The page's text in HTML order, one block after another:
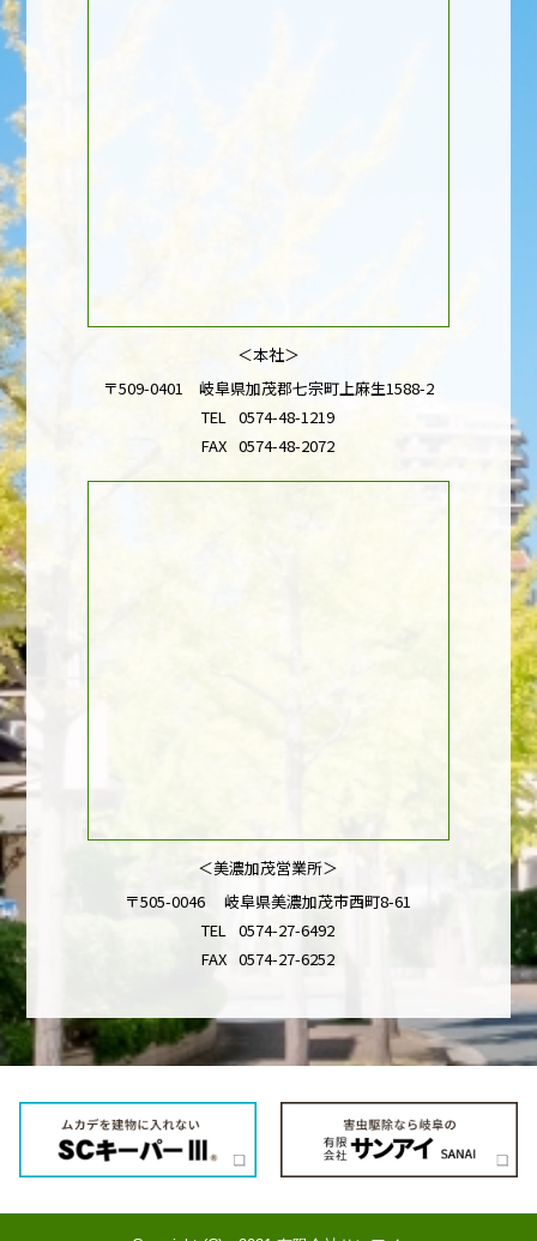
＜本社＞
〒509-0401 岐阜県加茂郡七宗町上麻生1588-2
TEL
0574-48-1219
FAX 0574-48-2072
＜美濃加茂営業所＞
〒505-0046 岐阜県美濃加茂市西町8-61
TEL
0574-27-6492
FAX 0574-27-6252